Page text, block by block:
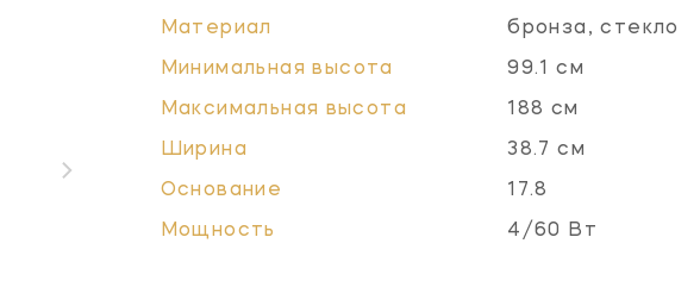
Материал бронза, стекло
Минимальная высота 99.1 см
Максимальная высота 188 см
Ширина 38.7 см
Основание 17.8
Мощность 4/60 Вт